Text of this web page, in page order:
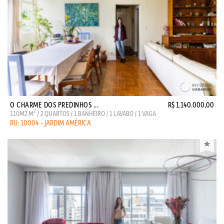
O CHARME DOS PREDINHOS ... R$ 1.140.000,00
110M2 M2 / 2 QUARTOS / 1 BANHEIRO / 1 LAVABO / 1 VAGA
RU: 10004 - JARDIM AMÉRICA